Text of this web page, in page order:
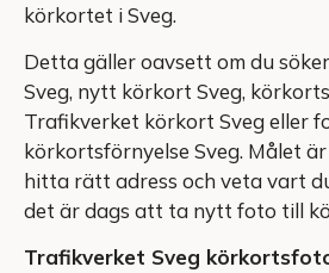
körkortet i Sveg.
Detta gäller oavsett om du
Sveg, nytt körkort Sveg,
Trafikverket körkort Sveg eller
körkortsförnyelse Sveg. Målet
hitta rätt adress och veta vart
det är dags att ta nytt foto till
Trafikverket Sveg